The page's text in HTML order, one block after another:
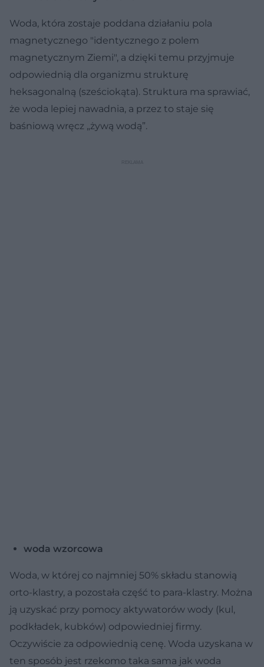
Woda, która zostaje poddana działaniu pola
magnetycznego "identycznego z polem
magnetycznym Ziemi", a dzięki temu przyjmuje
odpowiednią dla organizmu strukturę
heksagonalną (sześciokąta). Struktura ma sprawiać,
że woda lepiej nawadnia, a przez to staje się
baśniową wręcz „żywą wodą”.
woda wzorcowa
Woda, w której co najmniej 50% składu stanowią
orto-klastry, a pozostała część to para-klastry. Można
ją uzyskać przy pomocy aktywatorów wody (kul,
podkładek, kubków) odpowiedniej firmy.
Oczywiście za odpowiednią cenę. Woda uzyskana w
ten sposób jest rzekomo taka sama jak woda